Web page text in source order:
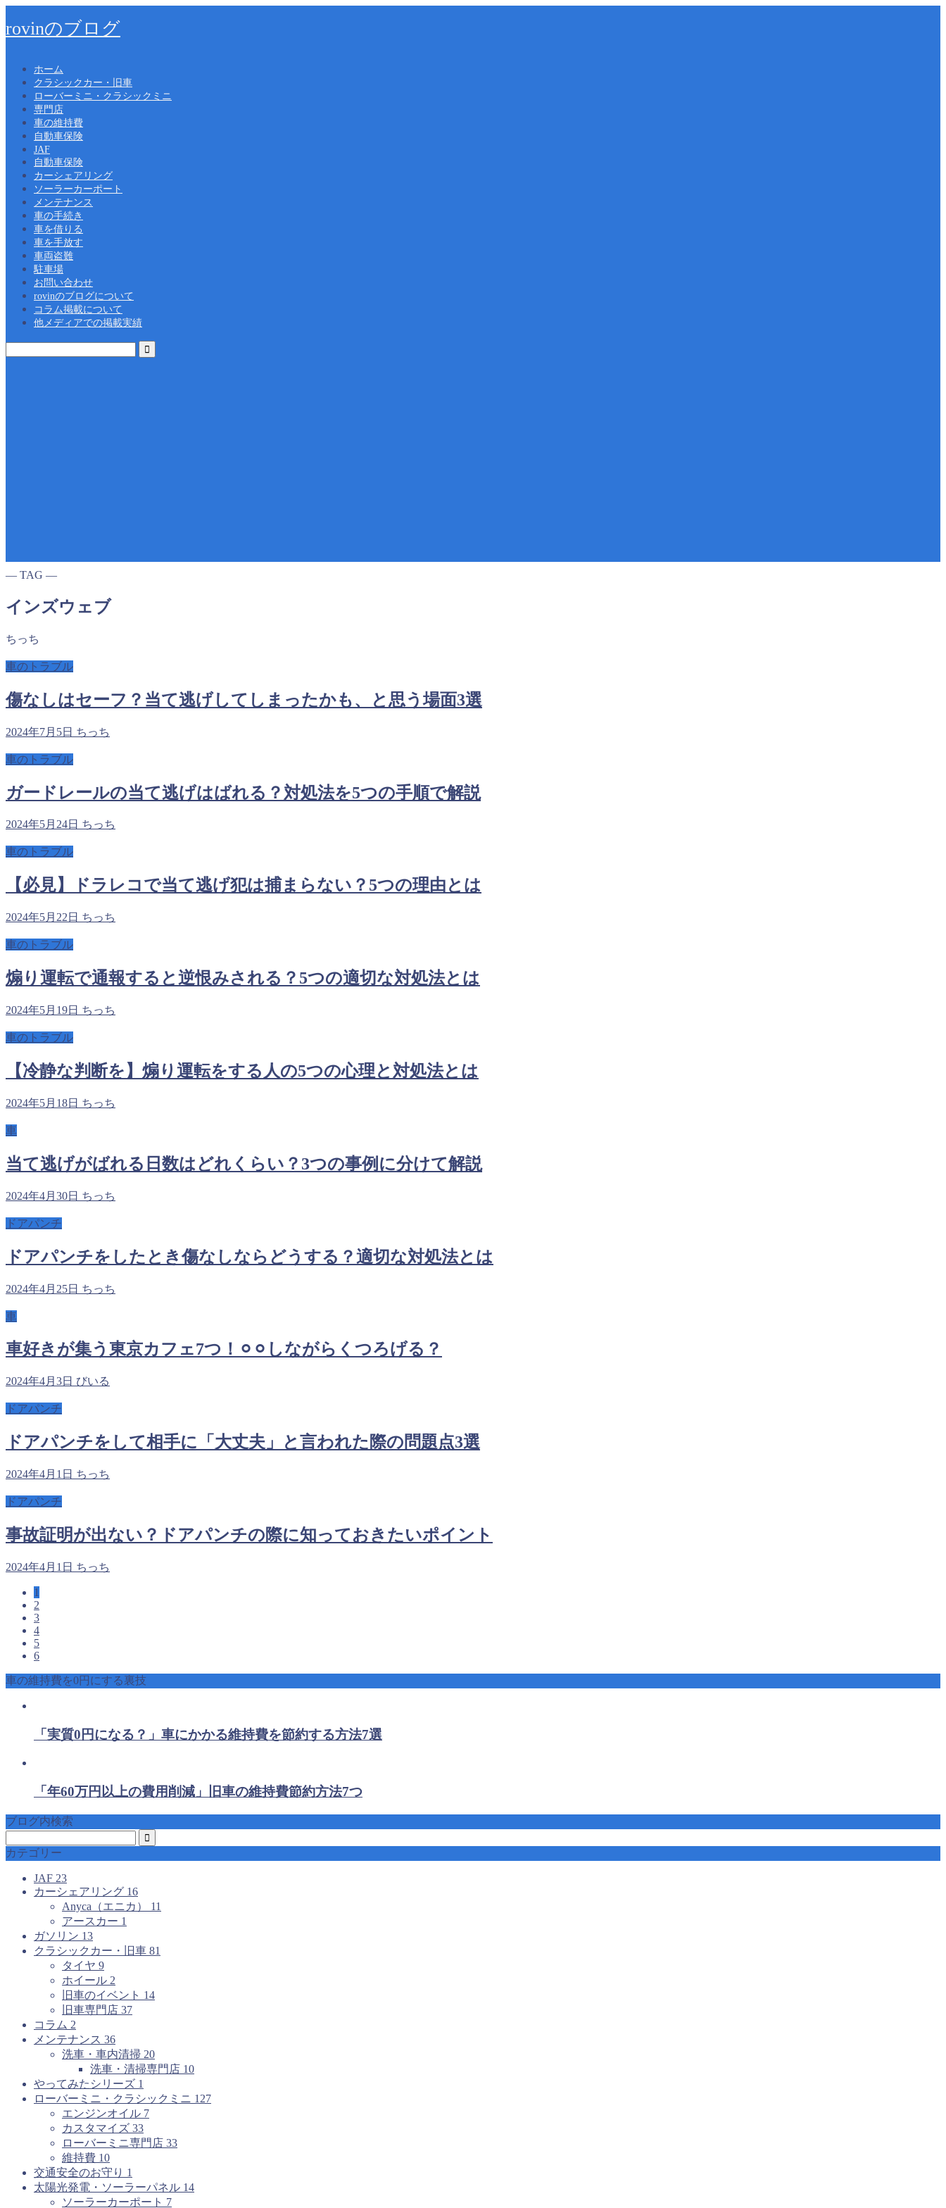
rovinのブログ
ホーム
クラシックカー・旧車
ローバーミニ・クラシックミニ
専門店
車の維持費
自動車保険
JAF
自動車保険
カーシェアリング
ソーラーカーポート
メンテナンス
車の手続き
車を借りる
車を手放す
車両盗難
駐車場
お問い合わせ
rovinのブログについて
コラム掲載について
他メディアでの掲載実績
― TAG ―
インズウェブ
ちっち
車のトラブル
傷なしはセーフ？当て逃げしてしまったかも、と思う場面3選
2024年7月5日 ちっち
車のトラブル
ガードレールの当て逃げはばれる？対処法を5つの手順で解説
2024年5月24日 ちっち
車のトラブル
【必見】ドラレコで当て逃げ犯は捕まらない？5つの理由とは
2024年5月22日 ちっち
車のトラブル
煽り運転で通報すると逆恨みされる？5つの適切な対処法とは
2024年5月19日 ちっち
車のトラブル
【冷静な判断を】煽り運転をする人の5つの心理と対処法とは
2024年5月18日 ちっち
車
当て逃げがばれる日数はどれくらい？3つの事例に分けて解説
2024年4月30日 ちっち
ドアパンチ
ドアパンチをしたとき傷なしならどうする？適切な対処法とは
2024年4月25日 ちっち
車
車好きが集う東京カフェ7つ！⚪︎⚪︎しながらくつろげる？
2024年4月3日 びいる
ドアパンチ
ドアパンチをして相手に「大丈夫」と言われた際の問題点3選
2024年4月1日 ちっち
ドアパンチ
事故証明が出ない？ドアパンチの際に知っておきたいポイント
2024年4月1日 ちっち
1
2
3
4
5
6
車の維持費を0円にする裏技
「実質0円になる？」車にかかる維持費を節約する方法7選
「年60万円以上の費用削減」旧車の維持費節約方法7つ
ブログ内検索
カテゴリー
JAF 23
カーシェアリング 16
Anyca（エニカ） 11
アースカー 1
ガソリン 13
クラシックカー・旧車 81
タイヤ 9
ホイール 2
旧車のイベント 14
旧車専門店 37
コラム 2
メンテナンス 36
洗車・車内清掃 20
洗車・清掃専門店 10
やってみたシリーズ 1
ローバーミニ・クラシックミニ 127
エンジンオイル 7
カスタマイズ 33
ローバーミニ専門店 33
維持費 10
交通安全のお守り 1
太陽光発電・ソーラーパネル 14
ソーラーカーポート 7